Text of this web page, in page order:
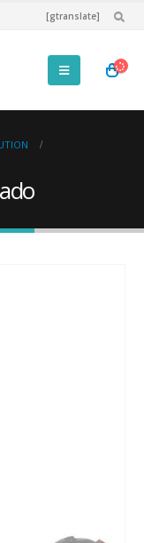
[gtranslate]